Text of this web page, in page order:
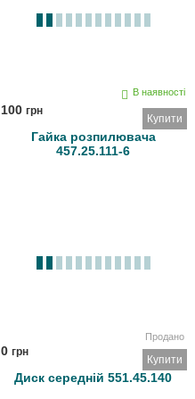
В наявності
100 грн
Купити
Гайка розпилювача
457.25.111-6
Продано
0 грн
Купити
Диск середній 551.45.140